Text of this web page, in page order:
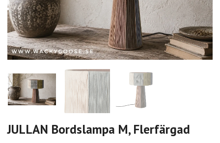
JULLAN Bordslampa M, Flerfärgad